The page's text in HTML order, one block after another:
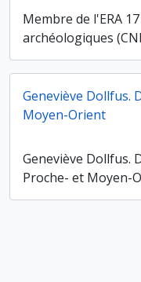
Membre de l'ERA
archéologiques
Geneviève Dollfus.
Moyen-Orient
Geneviève Dollfus.
Proche- et Moyen-